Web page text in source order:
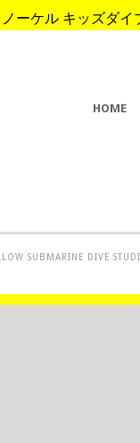
ーケル キッズダ
HOME
SUBMARINE DIVE